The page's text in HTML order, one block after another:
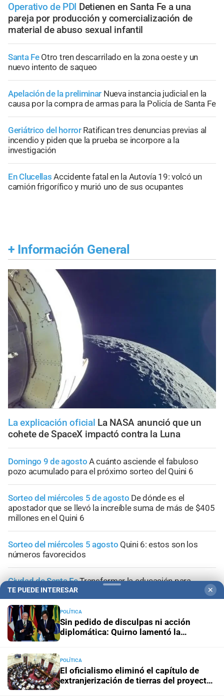
Operativo de PDI Detienen en Santa Fe a una
pareja por producción y comercialización de
material de abuso sexual infantil
Santa Fe Otro tren descarrilado en la zona oeste y un
nuevo intento de saqueo
Apelación de la preliminar Nueva instancia judicial en la
causa por la compra de armas para la Policía de Santa Fe
Geriátrico del horror Ratifican tres denuncias previas al
incendio y piden que la prueba se incorpore a la
investigación
En Clucellas Accidente fatal en la Autovía 19: volcó un
camión frigorífico y murió uno de sus ocupantes
+ Información General
La explicación oficial La NASA anunció que un
cohete de SpaceX impactó contra la Luna
Domingo 9 de agosto A cuánto asciende el fabuloso
pozo acumulado para el próximo sorteo del Quini 6
Sorteo del miércoles 5 de agosto De dónde es el
apostador que se llevó la increíble suma de más de $405
millones en el Quini 6
Sorteo del miércoles 5 agosto Quini 6: estos son los
números favorecidos
Ciudad de Santa FeTransformar la educación para
humanizar el futuro
TE PUEDE INTERESAR ✕
POLÍTICA
Sin pedido de disculpas ni acción
diplomática: Quirno lamentó la
POLÍTICA
El oficialismo eliminó el capítulo de
extranjerización de tierras del proyecto